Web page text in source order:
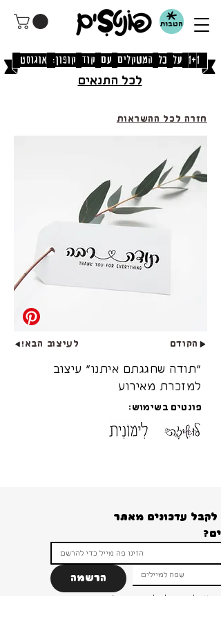
הטבות
[1+1 על כל המשקלים עם קוד קופון: אוגוסט] לכל התנאים
חזרה לכל ההשראות
לעיצוב הבא! הקודם
״תודה שחגגתם איתנו״ עיצוב
למזכרת מאירוע
פונטים בשימוש:
הרשמה